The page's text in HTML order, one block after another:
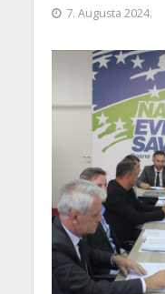
7. Augusta 2024.